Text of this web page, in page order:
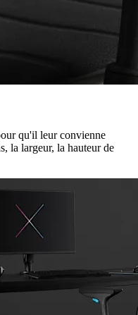
qu'il leur convienne
la largeur, la hauteur de